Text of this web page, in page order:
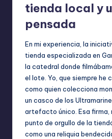
tienda local y
pensada
En mi experiencia, la
tienda especializada en
la catedral donde
el lote. Yo, que siempre he
como quien colecciona
un casco de los
artefacto único. Esa firma,
punto de orgullo de la
como una reliquia